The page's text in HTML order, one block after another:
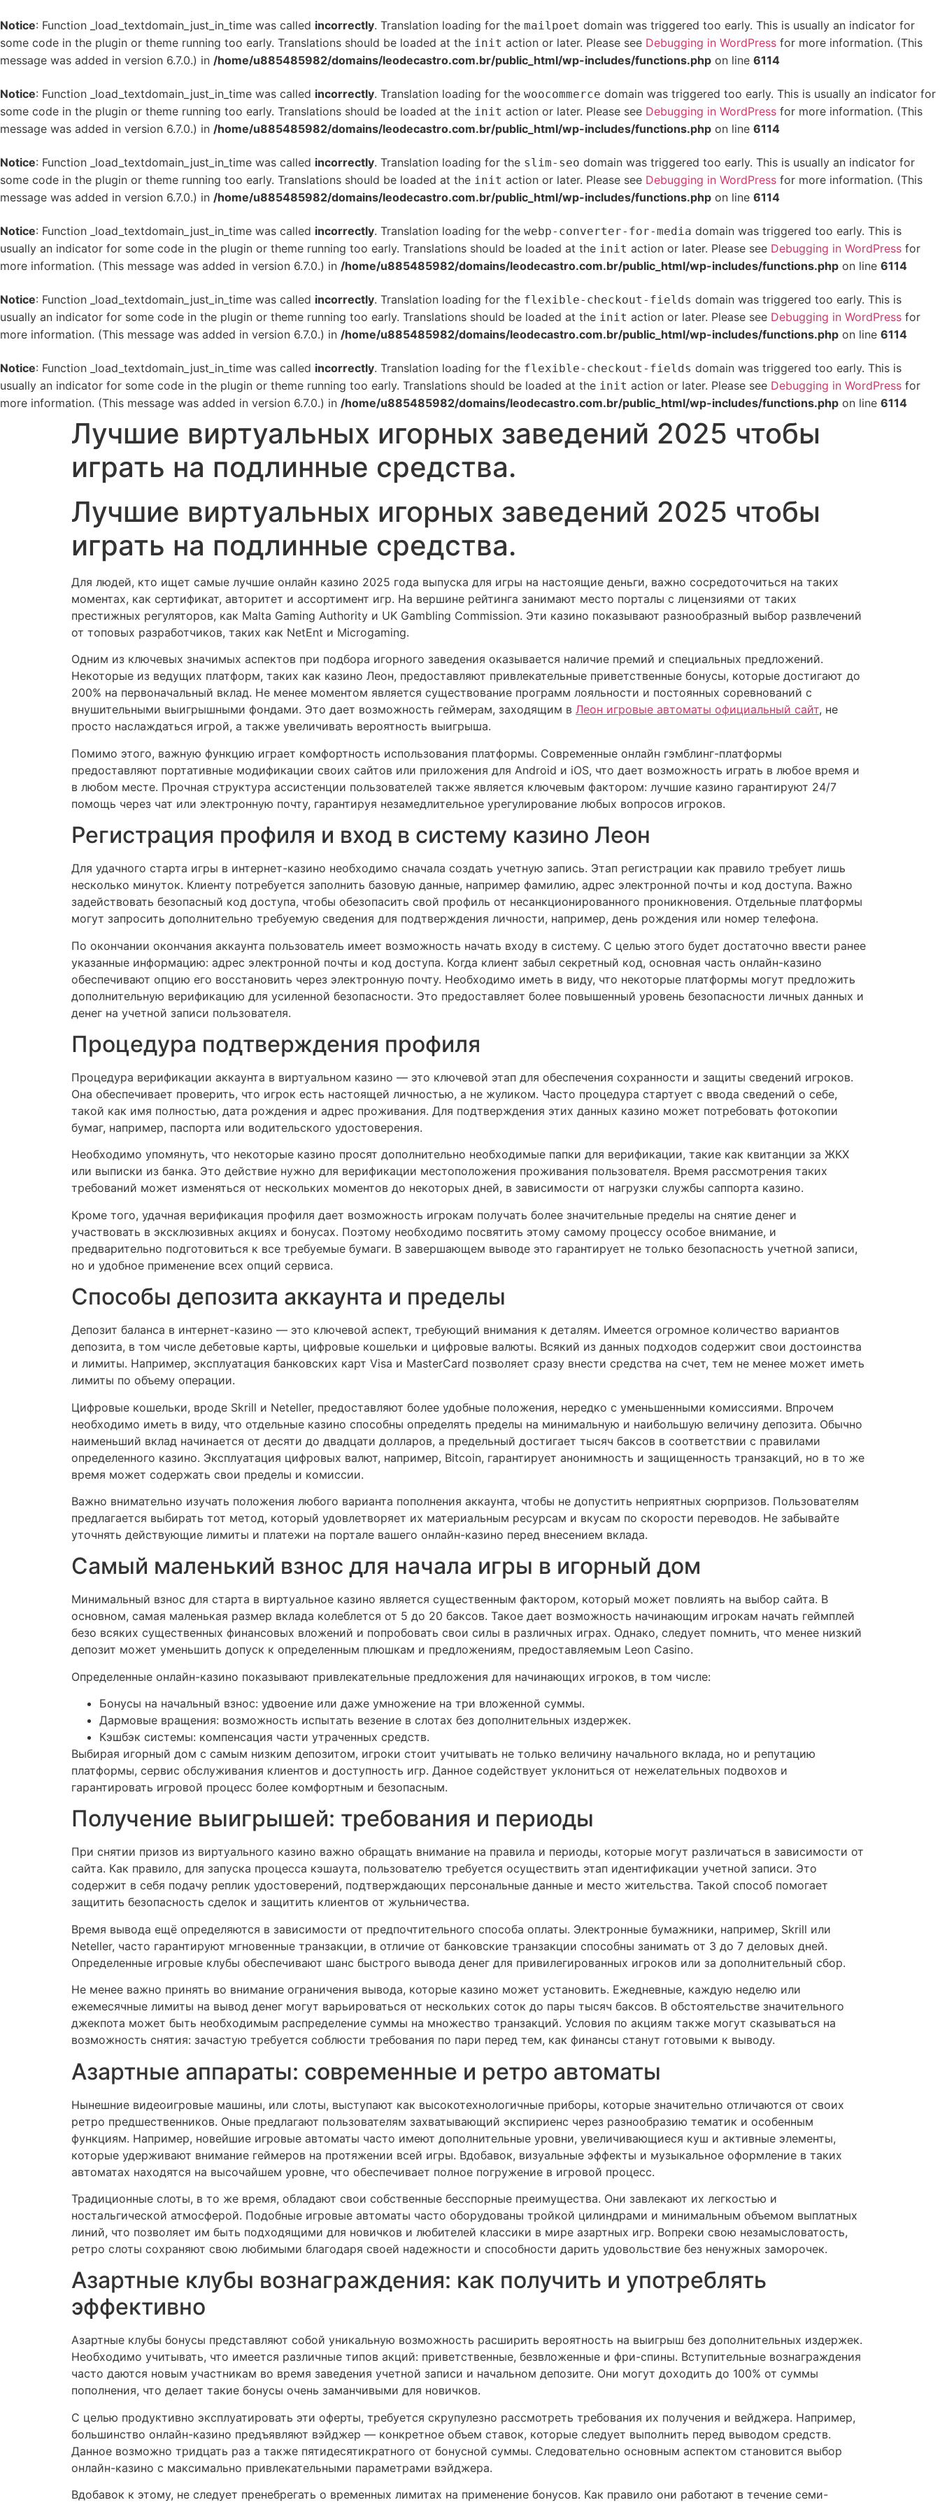
Notice: Function _load_textdomain_just_in_time was called incorrectly. Translation loading for the mailpoet domain was triggered too early. This is usually an indicator for
some code in the plugin or theme running too early. Translations should be loaded at the init action or later. Please see Debugging in WordPress for more information. (This
message was added in version 6.7.0.) in /home/u885485982/domains/leodecastro.com.br/public_html/wp-includes/functions.php on line 6114
Notice: Function _load_textdomain_just_in_time was called incorrectly. Translation loading for the woocommerce domain was triggered too early. This is usually an indicator for
some code in the plugin or theme running too early. Translations should be loaded at the init action or later. Please see Debugging in WordPress for more information. (This
message was added in version 6.7.0.) in /home/u885485982/domains/leodecastro.com.br/public_html/wp-includes/functions.php on line 6114
Notice: Function _load_textdomain_just_in_time was called incorrectly. Translation loading for the slim-seo domain was triggered too early. This is usually an indicator for
some code in the plugin or theme running too early. Translations should be loaded at the init action or later. Please see Debugging in WordPress for more information. (This
message was added in version 6.7.0.) in /home/u885485982/domains/leodecastro.com.br/public_html/wp-includes/functions.php on line 6114
Notice: Function _load_textdomain_just_in_time was called incorrectly. Translation loading for the webp-converter-for-media domain was triggered too early. This is
usually an indicator for some code in the plugin or theme running too early. Translations should be loaded at the init action or later. Please see Debugging in WordPress for
more information. (This message was added in version 6.7.0.) in /home/u885485982/domains/leodecastro.com.br/public_html/wp-includes/functions.php on line 6114
Notice: Function _load_textdomain_just_in_time was called incorrectly. Translation loading for the flexible-checkout-fields domain was triggered too early. This is
usually an indicator for some code in the plugin or theme running too early. Translations should be loaded at the init action or later. Please see Debugging in WordPress for
more information. (This message was added in version 6.7.0.) in /home/u885485982/domains/leodecastro.com.br/public_html/wp-includes/functions.php on line 6114
Notice: Function _load_textdomain_just_in_time was called incorrectly. Translation loading for the flexible-checkout-fields domain was triggered too early. This is
usually an indicator for some code in the plugin or theme running too early. Translations should be loaded at the init action or later. Please see Debugging in WordPress for
more information. (This message was added in version 6.7.0.) in /home/u885485982/domains/leodecastro.com.br/public_html/wp-includes/functions.php on line 6114
Лучшие виртуальных игорных заведений 2025 чтобы
играть на подлинные средства.
Лучшие виртуальных игорных заведений 2025 чтобы
играть на подлинные средства.
Для людей, кто ищет самые лучшие онлайн казино 2025 года выпуска для игры на настоящие деньги, важно сосредоточиться на таких
моментах, как сертификат, авторитет и ассортимент игр. На вершине рейтинга занимают место порталы с лицензиями от таких
престижных регуляторов, как Malta Gaming Authority и UK Gambling Commission. Эти казино показывают разнообразный выбор развлечений
от топовых разработчиков, таких как NetEnt и Microgaming.
Одним из ключевых значимых аспектов при подбора игорного заведения оказывается наличие премий и специальных предложений.
Некоторые из ведущих платформ, таких как казино Леон, предоставляют привлекательные приветственные бонусы, которые достигают до
200% на первоначальный вклад. Не менее моментом является существование программ лояльности и постоянных соревнований с
внушительными выигрышными фондами. Это дает возможность геймерам, заходящим в Леон игровые автоматы официальный сайт, не
просто наслаждаться игрой, а также увеличивать вероятность выигрыша.
Помимо этого, важную функцию играет комфортность использования платформы. Современные онлайн гэмблинг-платформы
предоставляют портативные модификации своих сайтов или приложения для Android и iOS, что дает возможность играть в любое время и
в любом месте. Прочная структура ассистенции пользователей также является ключевым фактором: лучшие казино гарантируют 24/7
помощь через чат или электронную почту, гарантируя незамедлительное урегулирование любых вопросов игроков.
Регистрация профиля и вход в систему казино Леон
Для удачного старта игры в интернет-казино необходимо сначала создать учетную запись. Этап регистрации как правило требует лишь
несколько минуток. Клиенту потребуется заполнить базовую данные, например фамилию, адрес электронной почты и код доступа. Важно
задействовать безопасный код доступа, чтобы обезопасить свой профиль от несанкционированного проникновения. Отдельные платформы
могут запросить дополнительно требуемую сведения для подтверждения личности, например, день рождения или номер телефона.
По окончании окончания аккаунта пользователь имеет возможность начать входу в систему. С целью этого будет достаточно ввести ранее
указанные информацию: адрес электронной почты и код доступа. Когда клиент забыл секретный код, основная часть онлайн-казино
обеспечивают опцию его восстановить через электронную почту. Необходимо иметь в виду, что некоторые платформы могут предложить
дополнительную верификацию для усиленной безопасности. Это предоставляет более повышенный уровень безопасности личных данных и
денег на учетной записи пользователя.
Процедура подтверждения профиля
Процедура верификации аккаунта в виртуальном казино — это ключевой этап для обеспечения сохранности и защиты сведений игроков.
Она обеспечивает проверить, что игрок есть настоящей личностью, а не жуликом. Часто процедура стартует с ввода сведений о себе,
такой как имя полностью, дата рождения и адрес проживания. Для подтверждения этих данных казино может потребовать фотокопии
бумаг, например, паспорта или водительского удостоверения.
Необходимо упомянуть, что некоторые казино просят дополнительно необходимые папки для верификации, такие как квитанции за ЖКХ
или выписки из банка. Это действие нужно для верификации местоположения проживания пользователя. Время рассмотрения таких
требований может изменяться от нескольких моментов до некоторых дней, в зависимости от нагрузки службы саппорта казино.
Кроме того, удачная верификация профиля дает возможность игрокам получать более значительные пределы на снятие денег и
участвовать в эксклюзивных акциях и бонусах. Поэтому необходимо посвятить этому самому процессу особое внимание, и
предварительно подготовиться к все требуемые бумаги. В завершающем выводе это гарантирует не только безопасность учетной записи,
но и удобное применение всех опций сервиса.
Способы депозита аккаунта и пределы
Депозит баланса в интернет-казино — это ключевой аспект, требующий внимания к деталям. Имеется огромное количество вариантов
депозита, в том числе дебетовые карты, цифровые кошельки и цифровые валюты. Всякий из данных подходов содержит свои достоинства
и лимиты. Например, эксплуатация банковских карт Visa и MasterCard позволяет сразу внести средства на счет, тем не менее может иметь
лимиты по объему операции.
Цифровые кошельки, вроде Skrill и Neteller, предоставляют более удобные положения, нередко с уменьшенными комиссиями. Впрочем
необходимо иметь в виду, что отдельные казино способны определять пределы на минимальную и наибольшую величину депозита. Обычно
наименьший вклад начинается от десяти до двадцати долларов, а предельный достигает тысяч баксов в соответствии с правилами
определенного казино. Эксплуатация цифровых валют, например, Bitcoin, гарантирует анонимность и защищенность транзакций, но в то же
время может содержать свои пределы и комиссии.
Важно внимательно изучать положения любого варианта пополнения аккаунта, чтобы не допустить неприятных сюрпризов. Пользователям
предлагается выбирать тот метод, который удовлетворяет их материальным ресурсам и вкусам по скорости переводов. Не забывайте
уточнять действующие лимиты и платежи на портале вашего онлайн-казино перед внесением вклада.
Самый маленький взнос для начала игры в игорный дом
Минимальный взнос для старта в виртуальное казино является существенным фактором, который может повлиять на выбор сайта. В
основном, самая маленькая размер вклада колеблется от 5 до 20 баксов. Такое дает возможность начинающим игрокам начать геймплей
безо всяких существенных финансовых вложений и попробовать свои силы в различных играх. Однако, следует помнить, что менее низкий
депозит может уменьшить допуск к определенным плюшкам и предложениям, предоставляемым Leon Casino.
Определенные онлайн-казино показывают привлекательные предложения для начинающих игроков, в том числе:
Бонусы на начальный взнос: удвоение или даже умножение на три вложенной суммы.
Дармовые вращения: возможность испытать везение в слотах без дополнительных издержек.
Кэшбэк системы: компенсация части утраченных средств.
Выбирая игорный дом с самым низким депозитом, игроки стоит учитывать не только величину начального вклада, но и репутацию
платформы, сервис обслуживания клиентов и доступность игр. Данное содействует уклониться от нежелательных подвохов и
гарантировать игровой процесс более комфортным и безопасным.
Получение выигрышей: требования и периоды
При снятии призов из виртуального казино важно обращать внимание на правила и периоды, которые могут различаться в зависимости от
сайта. Как правило, для запуска процесса кэшаута, пользователю требуется осуществить этап идентификации учетной записи. Это
содержит в себя подачу реплик удостоверений, подтверждающих персональные данные и место жительства. Такой способ помогает
защитить безопасность сделок и защитить клиентов от жульничества.
Время вывода ещё определяются в зависимости от предпочтительного способа оплаты. Электронные бумажники, например, Skrill или
Neteller, часто гарантируют мгновенные транзакции, в отличие от банковские транзакции способны занимать от 3 до 7 деловых дней.
Определенные игровые клубы обеспечивают шанс быстрого вывода денег для привилегированных игроков или за дополнительный сбор.
Не менее важно принять во внимание ограничения вывода, которые казино может установить. Ежедневные, каждую неделю или
ежемесячные лимиты на вывод денег могут варьироваться от нескольких соток до пары тысяч баксов. В обстоятельстве значительного
джекпота может быть необходимым распределение суммы на множество транзакций. Условия по акциям также могут сказываться на
возможность снятия: зачастую требуется соблюсти требования по пари перед тем, как финансы станут готовыми к выводу.
Азартные аппараты: современные и ретро автоматы
Нынешние видеоигровые машины, или слоты, выступают как высокотехнологичные приборы, которые значительно отличаются от своих
ретро предшественников. Оные предлагают пользователям захватывающий экспириенс через разнообразию тематик и особенным
функциям. Например, новейшие игровые автоматы часто имеют дополнительные уровни, увеличивающиеся куш и активные элементы,
которые удерживают внимание геймеров на протяжении всей игры. Вдобавок, визуальные эффекты и музыкальное оформление в таких
автоматах находятся на высочайшем уровне, что обеспечивает полное погружение в игровой процесс.
Традиционные слоты, в то же время, обладают свои собственные бесспорные преимущества. Они завлекают их легкостью и
ностальгической атмосферой. Подобные игровые автоматы часто оборудованы тройкой цилиндрами и минимальным объемом выплатных
линий, что позволяет им быть подходящими для новичков и любителей классики в мире азартных игр. Вопреки свою незамысловатость,
ретро слоты сохраняют свою любимыми благодаря своей надежности и способности дарить удовольствие без ненужных заморочек.
Азартные клубы вознаграждения: как получить и употреблять
эффективно
Азартные клубы бонусы представляют собой уникальную возможность расширить вероятность на выигрыш без дополнительных издержек.
Необходимо учитывать, что имеется различные типов акций: приветственные, безвложенные и фри-спины. Вступительные вознаграждения
часто даются новым участникам во время заведения учетной записи и начальном депозите. Они могут доходить до 100% от суммы
пополнения, что делает такие бонусы очень заманчивыми для новичков.
С целью продуктивно эксплуатировать эти оферты, требуется скрупулезно рассмотреть требования их получения и вейджера. Например,
большинство онлайн-казино предъявляют вэйджер — конкретное объем ставок, которые следует выполнить перед выводом средств.
Данное возможно тридцать раз а также пятидесятикратного от бонусной суммы. Следовательно основным аспектом становится выбор
онлайн-казино с максимально привлекательными параметрами вэйджера.
Вдобавок к этому, не следует пренебрегать о временных лимитах на применение бонусов. Как правило они работают в течение семи-